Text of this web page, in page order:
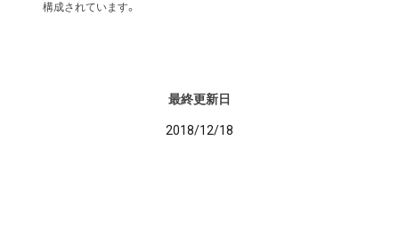
構成されています。
最終更新日
2018/12/18